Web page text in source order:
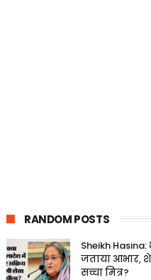
RANDOM POSTS
Sheikh
जताया आभार,
सच्चा मित्र?